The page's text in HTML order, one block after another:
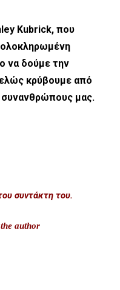
Kubrick, που
να δούμε την
κρύβουμε από
συνανθρώπους μας.
συντάκτη του.
author